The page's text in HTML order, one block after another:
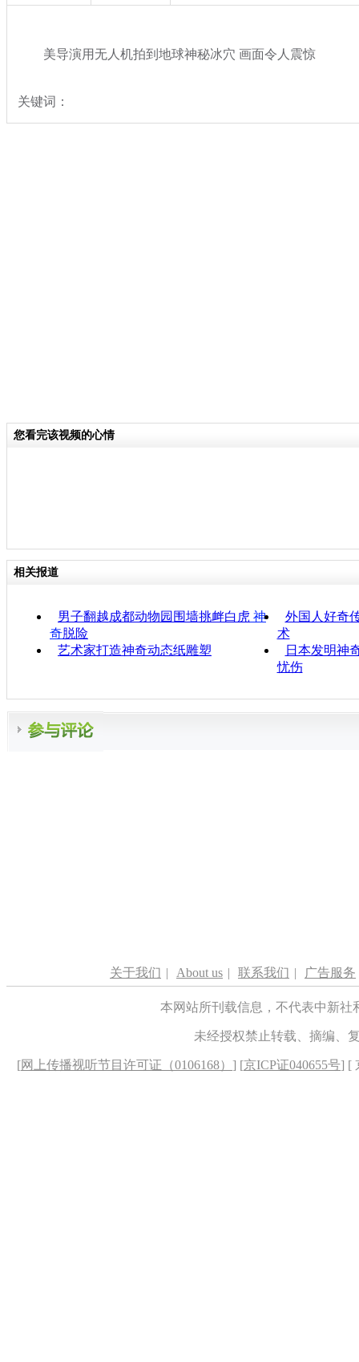
美导演用无人机拍到地球神秘冰穴 画面令人震惊
关键词：
您看完该视频的心情
相关报道
男子翻越成都动物园围墙挑衅白虎 神
奇脱险
外国人好奇
术
艺术家打造神奇动态纸雕塑
日本发明神
忧伤
关于我们 | About us | 联系我们 | 广告服务
本网站所刊载信息，不代表中新
未经授权禁止转载、摘编、
[网上传播视听节目许可证（0106168） ] [京ICP证040655号] [